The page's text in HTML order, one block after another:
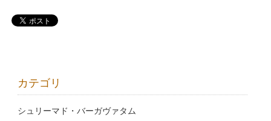
カテゴリ
シュリーマド・バーガヴァタム